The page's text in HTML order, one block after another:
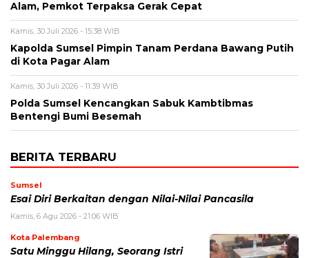
Alam, Pemkot Terpaksa Gerak Cepat
Kamis, 30 Juli 2026 - 15:38 WIB
Kapolda Sumsel Pimpin Tanam Perdana Bawang Putih
di Kota Pagar Alam
Kamis, 30 Juli 2026 - 11:39 WIB
Polda Sumsel Kencangkan Sabuk Kambtibmas
Bentengi Bumi Besemah
BERITA TERBARU
Sumsel
Esai Diri Berkaitan dengan Nilai-Nilai Pancasila
Kamis, 6 Agu 2026 - 21:06 WIB
Kota Palembang
Satu Minggu Hilang, Seorang Istri